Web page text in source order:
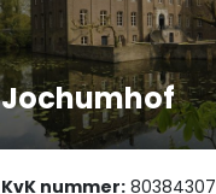
Jochumhof
KvK nummer: 80384307